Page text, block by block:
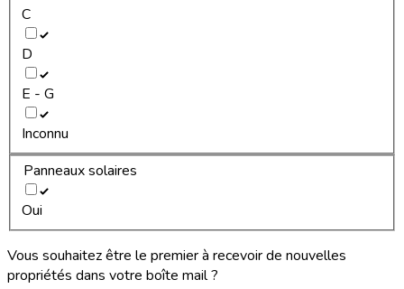
C
D
E - G
Inconnu
Panneaux solaires
Oui
Vous souhaitez être le premier à recevoir de nouvelles
propriétés dans votre boîte mail ?